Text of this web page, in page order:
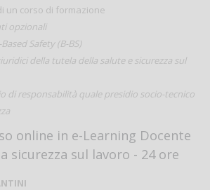
un corso di formazione
opzionali
Safety (B-BS)
della tutela della salute e sicurezza sul
di responsabilità quale presidio socio-tecnico
online in e-Learning Docente
sicurezza sul lavoro - 24 ore